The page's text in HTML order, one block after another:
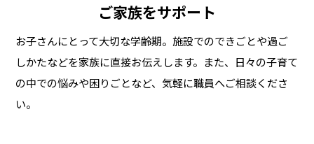
ご家族をサポート
お子さんにとって大切な学齢期。施設でのできごとや過ご
しかたなどを家族に直接お伝えします。また、日々の子育て
の中での悩みや困りごとなど、気軽に職員へご相談くださ
い。